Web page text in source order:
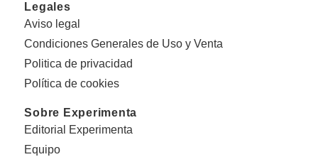
Legales
Aviso legal
Condiciones Generales de Uso y Venta
Politica de privacidad
Política de cookies
Sobre Experimenta
Editorial Experimenta
Equipo